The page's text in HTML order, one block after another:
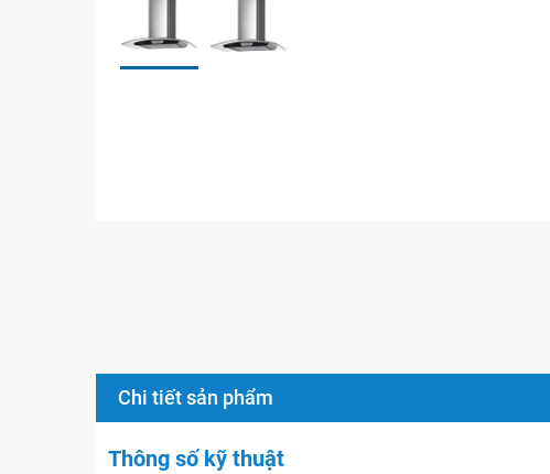
Chi tiết sản phẩm
Thông số kỹ thuật